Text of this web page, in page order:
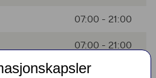
07:00 - 21:00
07:00 - 21:00
07:00 - 21:00